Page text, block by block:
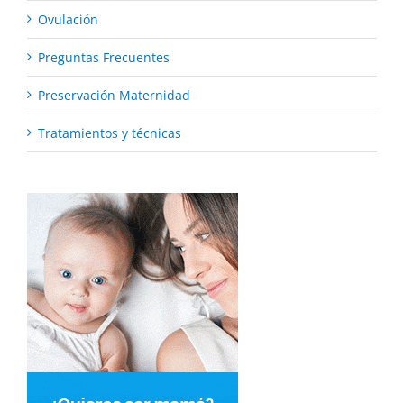
Ovulación
Preguntas Frecuentes
Preservación Maternidad
Tratamientos y técnicas